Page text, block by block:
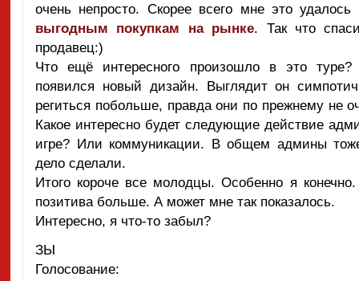
очень непросто. Скорее всего мне это удалось
выгодным покупкам на рынке. Так что
продавец:)
Что ещё интересного произошло в это
появился новый дизайн. Выглядит он
региться побольше, правда они по прежнему не
Какое интересно будет следующие действие
игре? Или коммуникации. В общем админы
дело сделали.
Итого короче все молодцы. Особенно я
позитива больше. А может мне так показалось.
Интересно, я что-то забыл?
ЗЫ
Голосование: